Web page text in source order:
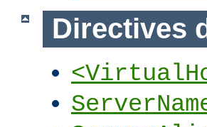
Directives